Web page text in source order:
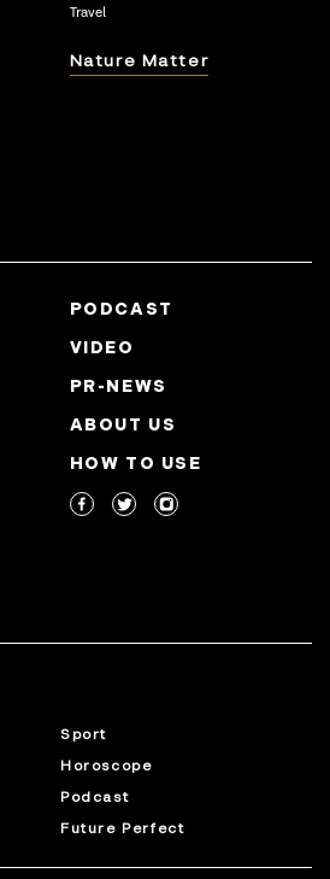
Travel
Nature Matter
PODCAST
VIDEO
PR-NEWS
ABOUT US
HOW TO USE
Sport
Horoscope
Podcast
Future Perfect